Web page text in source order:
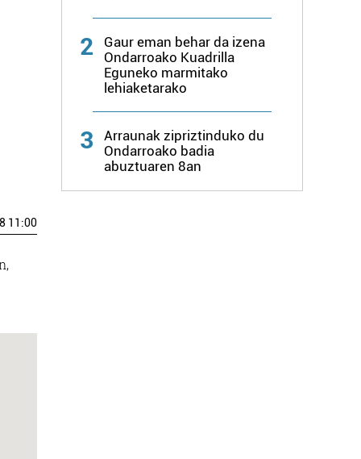
11:00
2
Gaur eman behar da izena
Ondarroako Kuadrilla
Eguneko marmitako
lehiaketarako
3
Arraunak zipriztinduko du
Ondarroako badia
abuztuaren 8an